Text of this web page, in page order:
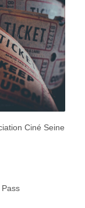
Ciné Seine